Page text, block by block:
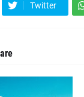
Twitter